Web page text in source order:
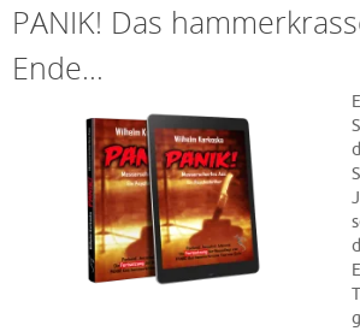
PANIK! Das
Ende…